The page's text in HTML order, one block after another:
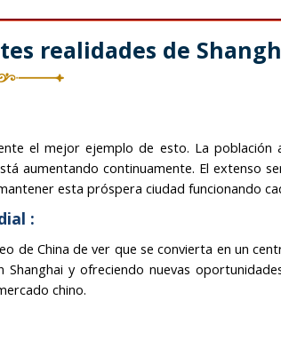
realidades de
el mejor ejemplo de esto. La población
aumentando continuamente. El extenso
esta próspera ciudad funcionando
:
de China de ver que se convierta en un
y ofreciendo nuevas
chino.